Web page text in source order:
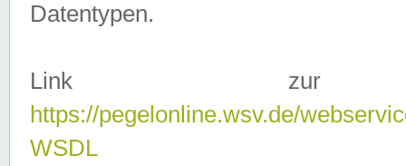
Datentypen.
Link zur
https://pegelonline.wsv.de/
WSDL